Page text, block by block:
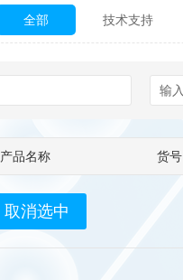
Affinity Biologicals
Berry & Associates
LGC Maine Standards
配送方式 售后服务
全部 技术支持
产品名称 货号
取消选中